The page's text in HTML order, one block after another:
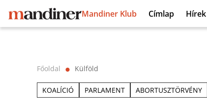
Mandiner Klub Címlap Hírek
Főoldal ⬤ Külföld
KOALÍCIÓ PARLAMENT ABORTUSZTÖRVÉNY